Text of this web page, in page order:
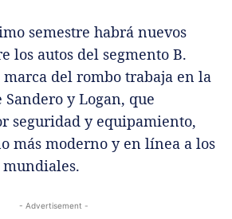
semestre habrá nuevos
los autos del segmento B.
del rombo trabaja en la
y Logan, que
seguridad y equipamiento,
más moderno y en línea a los
- Advertisement -